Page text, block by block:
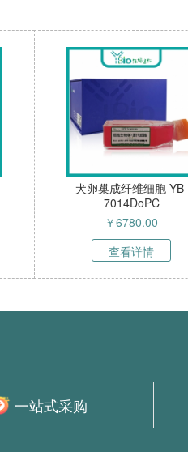
犬卵巢成纤维细胞 YB-
7014DoPC
￥6780.00
查看详情
一站式采购